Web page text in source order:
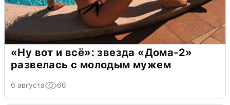
«Ну вот и всё»: звезда «Дома-2»
развелась с молодым мужем
6 августа 66